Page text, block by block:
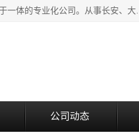
广东食安膳食管理服务有限公司是一家集干货粮油、肉
公司动态